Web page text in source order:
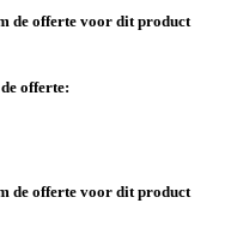
de offerte voor dit product
offerte:
de offerte voor dit product